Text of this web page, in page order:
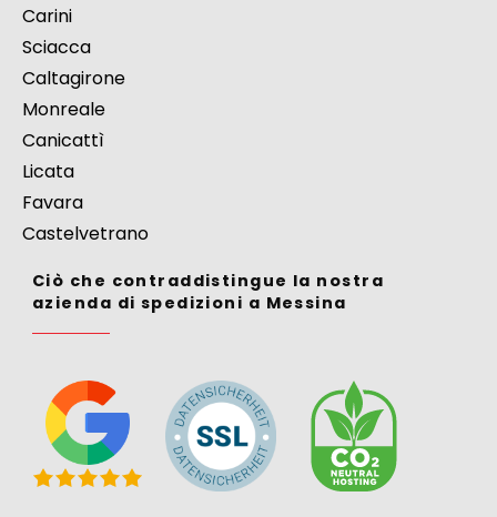
Carini
Sciacca
Caltagirone
Monreale
Canicattì
Licata
Favara
Castelvetrano
Ciò che contraddistingue la nostra
azienda di spedizioni a Messina